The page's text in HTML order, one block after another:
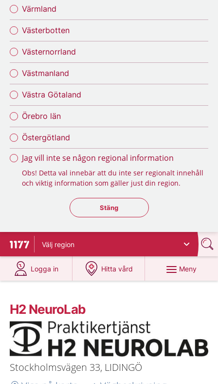
Värmland
Västerbotten
Västernorrland
Västmanland
Västra Götaland
Örebro län
Östergötland
Jag vill inte se någon regional information
Obs! Detta val innebär att du inte ser regionalt innehåll
och viktig information som gäller just din region.
Stäng regionsväljaren
Stäng
Till startsidan för 1177
Välj region
Logga in
på 1177.se
Hitta vård
på 1177.se
Meny
H2 NeuroLab
Stockholmsvägen 33, LIDINGÖ